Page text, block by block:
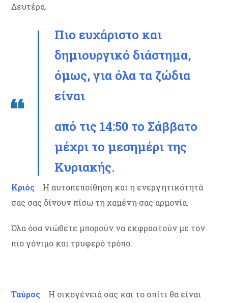
Δευτέρα.
Πιο ευχάριστο και
δημιουργικό διάστημα,
όμως, για όλα τα ζώδια
είναι
από τις 14:50 το Σάββατο
μέχρι το μεσημέρι της
Κυριακής.
Κριός Η αυτοπεποίθηση και η ενεργητικότητά
σας σας δίνουν πίσω τη χαμένη σας αρμονία.
Όλα όσα νιώθετε μπορούν να εκφραστούν με τον
πιο γόνιμο και τρυφερό τρόπο.
Ταύρος Η οικογένειά σας και το σπίτι θα είναι